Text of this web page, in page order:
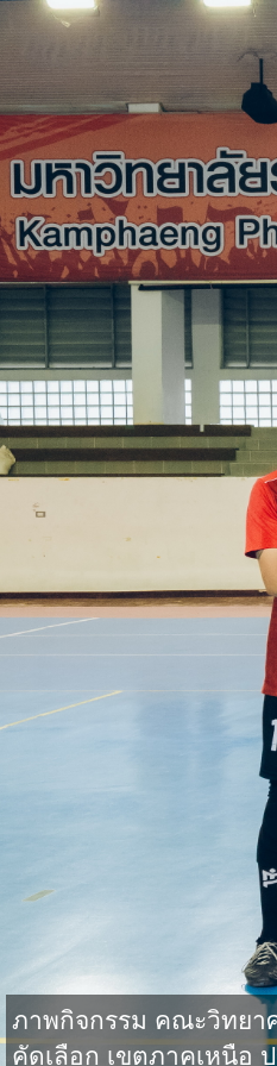
ภาพกิจกรรม คณะวิทยา
คัดเลือก เขตภาคเหนือ